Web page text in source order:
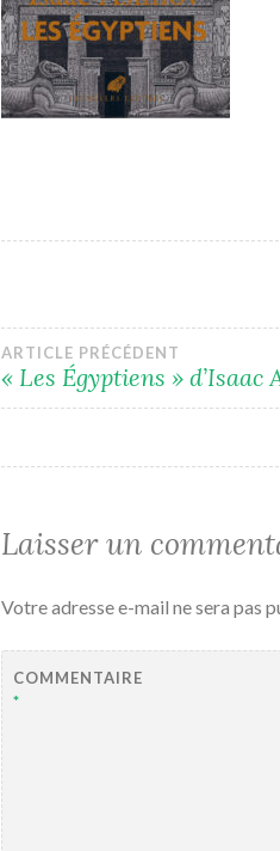
Navigation
de
l’article
ARTICLE PRÉCÉDENT
« Les Égyptiens » d’Isaac
Laisser un
Votre adresse e-mail ne sera pas
COMMENTAIRE
*